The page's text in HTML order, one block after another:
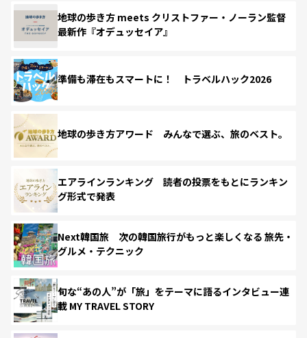
地球の歩き方 meets クリストファー・ノーラン監督
最新作『オデュッセイア』
準備も滞在もスマートに！ トラベルハック2026
地球の歩き方アワード みんなで選ぶ、旅のベスト。
エアラインランキング 読者の投票をもとにランキン
グ形式で発表
Next韓国旅 次の韓国旅行がもっと楽しくなる 旅先・
グルメ・テクニック
旬な“あの人”が「旅」をテーマに語るインタビュー連
載 MY TRAVEL STORY